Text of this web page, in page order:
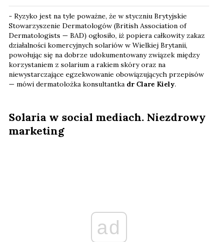
- Ryzyko jest na tyle poważne, że w styczniu Brytyjskie
Stowarzyszenie Dermatologów (British Association of
Dermatologists — BAD) ogłosiło, iż popiera całkowity zakaz
działalności komercyjnych solariów w Wielkiej Brytanii,
powołując się na dobrze udokumentowany związek między
korzystaniem z solarium a rakiem skóry oraz na
niewystarczające egzekwowanie obowiązujących przepisów
— mówi dermatolożka konsultantka dr Clare Kiely.
Solaria w social mediach. Niezdrowy
marketing
ad